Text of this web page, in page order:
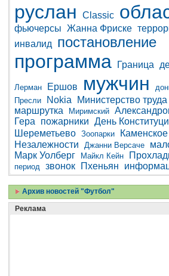
руслан Classic
фьючерсы Жанна Фриске
инвалид
постановление
программа Граница
Лерман Ершов мужчин
Пресли
Nokia Министерство труда
маршрутка
Миримский
Гера
пожарники День
Шереметьево Зоопарки Каменское
Незалежности
Джанни Версаче
Марк Уолберг Майкл Кейн
период
звонок Пхеньян
Архив новостей "Футбол"
Реклама